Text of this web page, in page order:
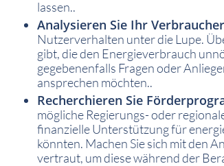
lassen..
Analysieren Sie Ihr
Nutzerverhalten unter die Lupe.
gibt, die den Energieverbrauch
gegebenenfalls Fragen oder
ansprechen möchten..
Recherchieren Sie
mögliche Regierungs- oder
finanzielle Unterstützung für
könnten. Machen Sie sich mit den
vertraut, um diese während der